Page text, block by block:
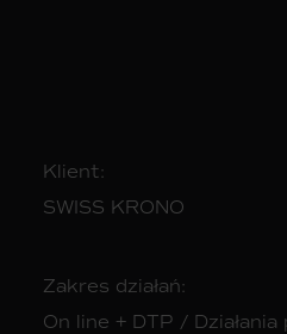
Klient:
SWISS KRONO
Zakres działań:
On line + DTP /